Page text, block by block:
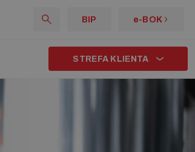
BIP e-BOK
STREFA KLIENTA